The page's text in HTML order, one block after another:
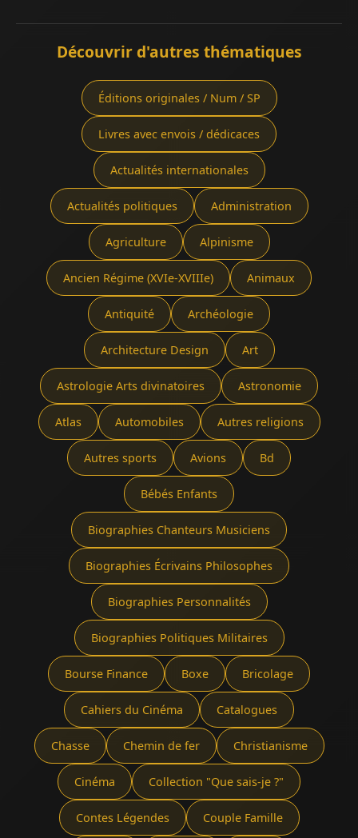
Découvrir d'autres thématiques
Éditions originales / Num / SP
Livres avec envois / dédicaces
Actualités internationales
Actualités politiques Administration
Agriculture Alpinisme
Ancien Régime (XVIe-XVIIIe) Animaux
Antiquité Archéologie
Architecture Design Art
Astrologie Arts divinatoires Astronomie
Atlas Automobiles Autres religions
Autres sports Avions Bd
Bébés Enfants
Biographies Chanteurs Musiciens
Biographies Écrivains Philosophes
Biographies Personnalités
Biographies Politiques Militaires
Bourse Finance Boxe Bricolage
Cahiers du Cinéma Catalogues
Chasse Chemin de fer Christianisme
Cinéma Collection "Que sais-je ?"
Contes Légendes Couple Famille